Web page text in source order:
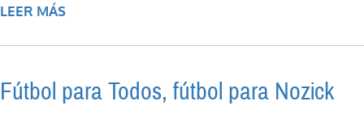
LEER MÁS
Fútbol para Todos, fútbol para Nozick